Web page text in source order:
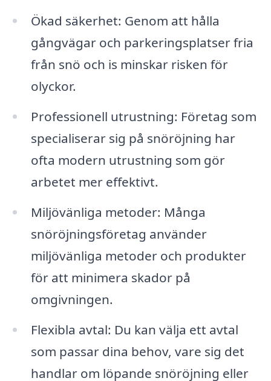
Ökad säkerhet: Genom att hålla
gångvägar och parkeringsplatser fria
från snö och is minskar risken för
olyckor.
Professionell utrustning: Företag som
specialiserar sig på snöröjning har
ofta modern utrustning som gör
arbetet mer effektivt.
Miljövänliga metoder: Många
snöröjningsföretag använder
miljövänliga metoder och produkter
för att minimera skador på
omgivningen.
Flexibla avtal: Du kan välja ett avtal
som passar dina behov, vare sig det
handlar om löpande snöröjning eller